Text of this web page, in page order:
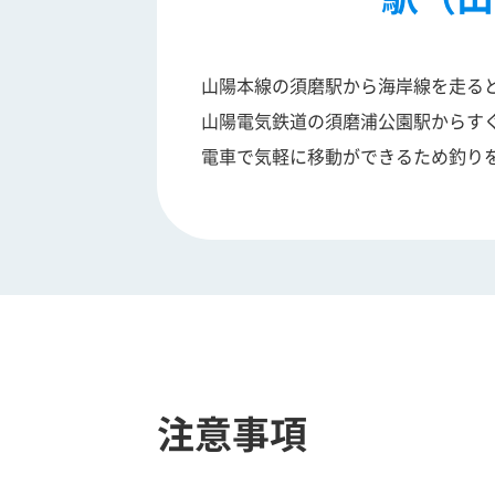
山陽本線の須磨駅から海岸線を走
山陽電気鉄道の須磨浦公園駅からす
電車で気軽に移動ができるため釣
注意事項